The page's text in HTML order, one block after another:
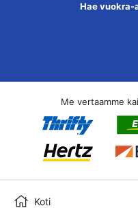
Hae vuokra-
Me vertaamme
Koti